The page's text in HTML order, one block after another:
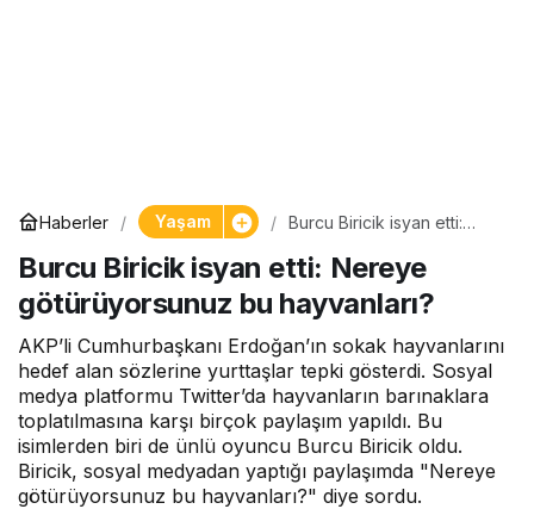
Haberler Yaşam
Burcu Biricik isyan etti:
hayvanları?
Burcu Biricik isyan etti: Nereye
götürüyorsunuz bu hayvanları?
AKP’li Cumhurbaşkanı Erdoğan’ın sokak hayvanlarını
hedef alan sözlerine yurttaşlar tepki gösterdi. Sosyal
medya platformu Twitter’da hayvanların barınaklara
toplatılmasına karşı birçok paylaşım yapıldı. Bu
isimlerden biri de ünlü oyuncu Burcu Biricik oldu.
Biricik, sosyal medyadan yaptığı paylaşımda "Nereye
götürüyorsunuz bu hayvanları?" diye sordu.